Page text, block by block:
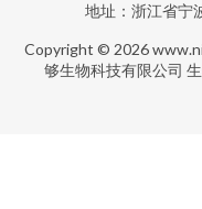
地址：浙江省宁
Copyright © 2026
够生物科技有限公司